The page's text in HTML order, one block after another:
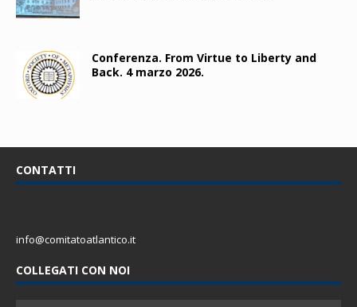
Conferenza. From Virtue to Liberty and
Back. 4 marzo 2026.
CONTATTI
info@comitatoatlantico.it
COLLEGATI CON NOI